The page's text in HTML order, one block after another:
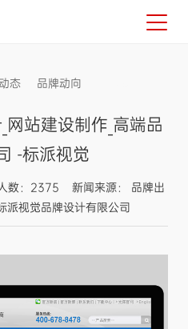
态 品牌动向
网站建设制作_高端品
-标派视觉
数：2375 新闻来源： 品牌出
派视觉品牌设计有限公司